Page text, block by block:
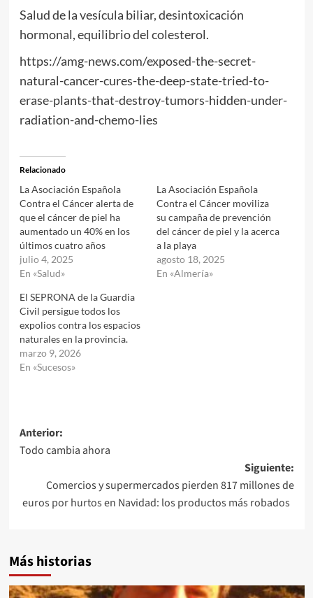
Salud de la vesícula biliar, desintoxicación
hormonal, equilibrio del colesterol.
https://amg-news.com/exposed-the-secret-
natural-cancer-cures-the-deep-state-tried-to-
erase-plants-that-destroy-tumors-hidden-under-
radiation-and-chemo-lies
Relacionado
La Asociación Española
Contra el Cáncer alerta de
que el cáncer de piel ha
aumentado un 40% en los
últimos cuatro años
julio 4, 2025
En «Salud»
La Asociación Española
Contra el Cáncer moviliza
su campaña de prevención
del cáncer de piel y la acerca
a la playa
agosto 18, 2025
En «Almería»
El SEPRONA de la Guardia
Civil persigue todos los
expolios contra los espacios
naturales en la provincia.
marzo 9, 2026
En «Sucesos»
Navegación
de
entradas
Anterior:
Todo cambia ahora
Siguiente:
Comercios y supermercados pierden 817 millones de
euros por hurtos en Navidad: los productos más robados
Más historias